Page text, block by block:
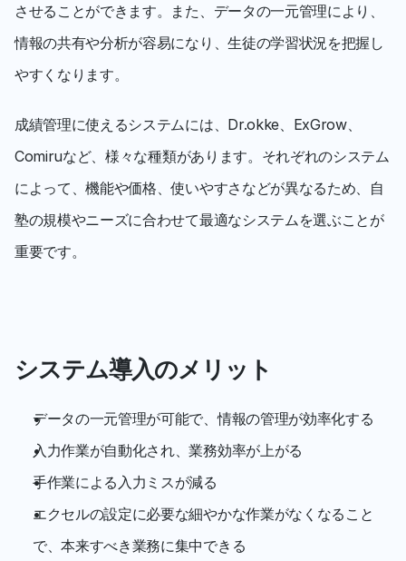
させることができます。また、データの一元管理により、
情報の共有や分析が容易になり、生徒の学習状況を把握し
やすくなります。
成績管理に使えるシステムには、Dr.okke、ExGrow、
Comiruなど、様々な種類があります。それぞれのシステム
によって、機能や価格、使いやすさなどが異なるため、自
塾の規模やニーズに合わせて最適なシステムを選ぶことが
重要です。
システム導入のメリット
データの一元管理が可能で、情報の管理が効率化する
入力作業が自動化され、業務効率が上がる
手作業による入力ミスが減る
エクセルの設定に必要な細やかな作業がなくなること
で、本来すべき業務に集中できる